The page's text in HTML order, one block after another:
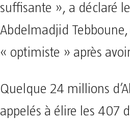
suffisante », a déclaré
Abdelmadjid
« optimiste » après
Quelque 24 millions
appelés à élire les 407